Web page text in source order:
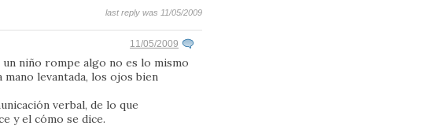
last reply was 11/05/2009
11/05/2009
niño rompe algo no es lo mismo
mano levantada, los ojos bien
verbal, de lo que
y el cómo se dice.